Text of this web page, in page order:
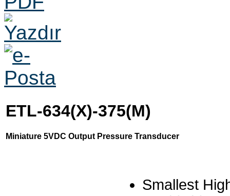
ETL-634(X)-375(M)
Miniature 5VDC Output Pressure Transducer
Smallest